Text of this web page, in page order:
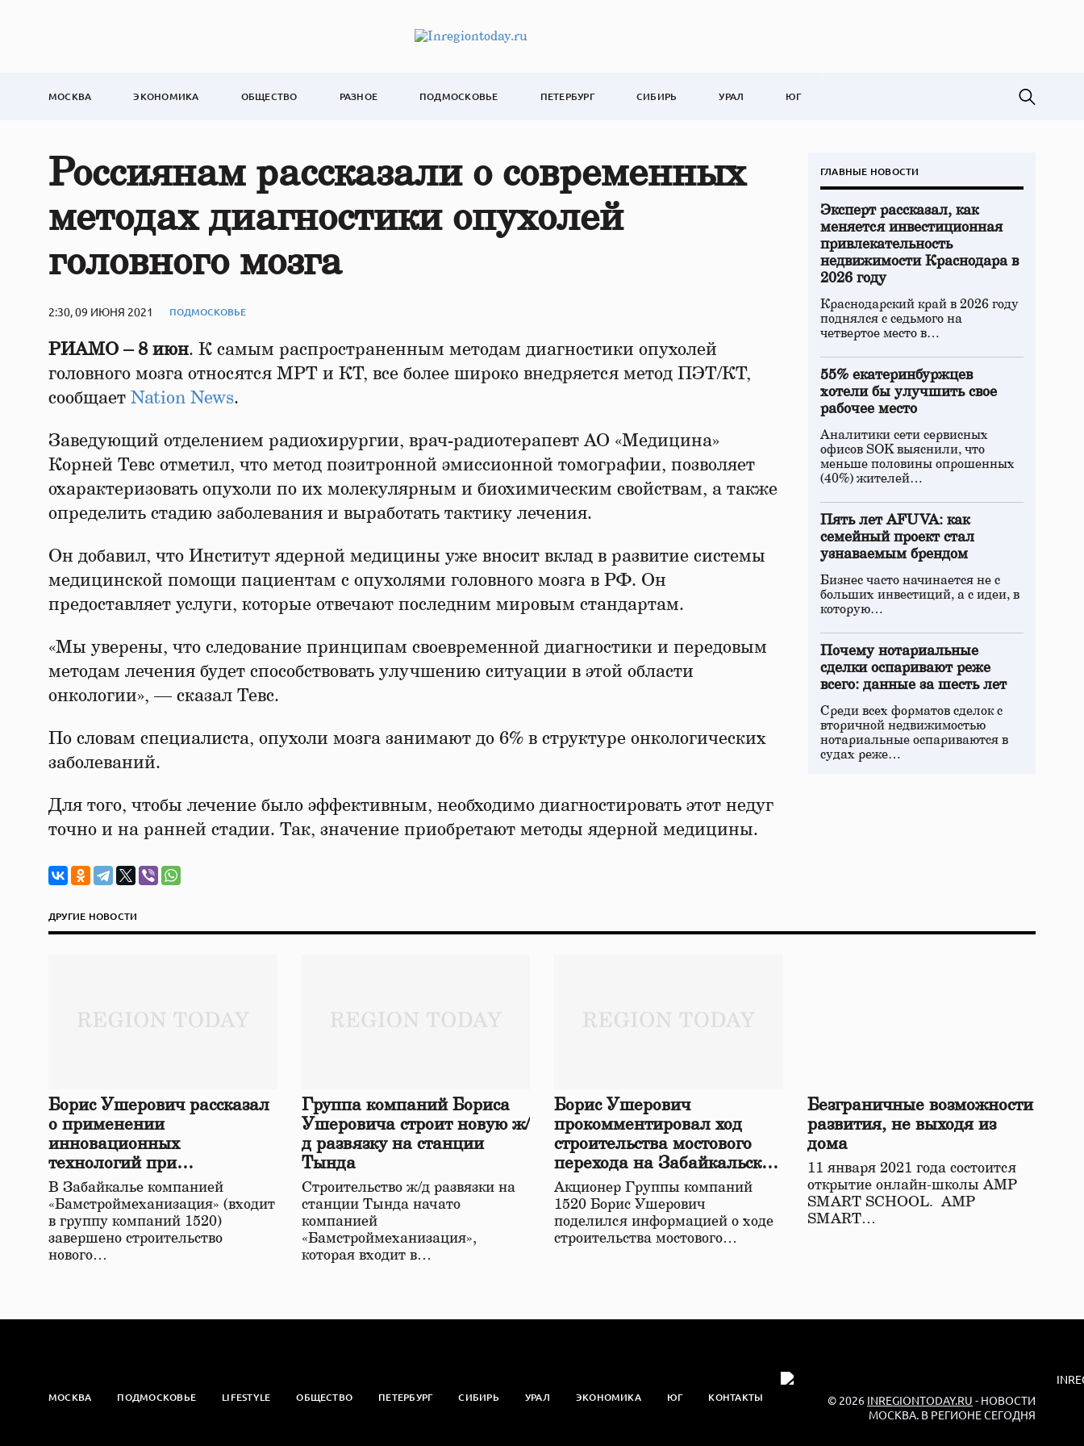
МОСКВА ЭКОНОМИКА ОБЩЕСТВО РАЗНОЕ ПОДМОСКОВЬЕ ПЕТЕРБУРГ СИБИРЬ УРАЛ ЮГ
Россиянам рассказали о современных
методах диагностики опухолей
головного мозга
2:30, 09 ИЮНЯ 2021 ПОДМОСКОВЬЕ
РИАМО – 8 июн. К самым распространенным методам диагностики опухолей
головного мозга относятся МРТ и КТ, все более широко внедряется метод ПЭТ/КТ,
сообщает Nation News.
Заведующий отделением радиохирургии, врач-радиотерапевт АО «Медицина»
Корней Тевс отметил, что метод позитронной эмиссионной томографии, позволяет
охарактеризовать опухоли по их молекулярным и биохимическим свойствам, а также
определить стадию заболевания и выработать тактику лечения.
Он добавил, что Институт ядерной медицины уже вносит вклад в развитие системы
медицинской помощи пациентам с опухолями головного мозга в РФ. Он
предоставляет услуги, которые отвечают последним мировым стандартам.
«Мы уверены, что следование принципам своевременной диагностики и передовым
методам лечения будет способствовать улучшению ситуации в этой области
онкологии», — сказал Тевс.
По словам специалиста, опухоли мозга занимают до 6% в структуре онкологических
заболеваний.
Для того, чтобы лечение было эффективным, необходимо диагностировать этот недуг
точно и на ранней стадии. Так, значение приобретают методы ядерной медицины.
ГЛАВНЫЕ НОВОСТИ
Эксперт рассказал, как
меняется инвестиционная
привлекательность
недвижимости Краснодара в
2026 году
Краснодарский край в 2026 году
поднялся с седьмого на
четвертое место в…
55% екатеринбуржцев
хотели бы улучшить свое
рабочее место
Аналитики сети сервисных
офисов SOK выяснили, что
меньше половины опрошенных
(40%) жителей…
Пять лет AFUVA: как
семейный проект стал
узнаваемым брендом
Бизнес часто начинается не с
больших инвестиций, а с идеи, в
которую…
Почему нотариальные
сделки оспаривают реже
всего: данные за шесть лет
Среди всех форматов сделок с
вторичной недвижимостью
нотариальные оспариваются в
судах реже…
ДРУГИЕ НОВОСТИ
Борис Ушерович рассказал
о применении
инновационных
технологий при
строительстве нового моста
в Забайкалье
В Забайкалье компанией
«Бамстроймеханизация» (входит
в группу компаний 1520)
завершено строительство
нового…
Группа компаний Бориса
Ушеровича строит новую ж/
д развязку на станции
Тында
Строительство ж/д развязки на
станции Тында начато
компанией
«Бамстроймеханизация»,
которая входит в…
Борис Ушерович
прокомментировал ход
строительства мостового
перехода на Забайкальской
железной дороге
Акционер Группы компаний
1520 Борис Ушерович
поделился информацией о ходе
строительства мостового…
Безграничные возможности
развития, не выходя из
дома
11 января 2021 года состоится
открытие онлайн-школы АМР
SMART SCHOOL. АМР
SMART…
МОСКВА ПОДМОСКОВЬЕ LIFESTYLE ОБЩЕСТВО ПЕТЕРБУРГ СИБИРЬ УРАЛ ЭКОНОМИКА ЮГ КОНТАКТЫ © 2026 INREGIONTODAY.RU - НОВОСТИ
МОСКВА. В РЕГИОНЕ СЕГОДНЯ